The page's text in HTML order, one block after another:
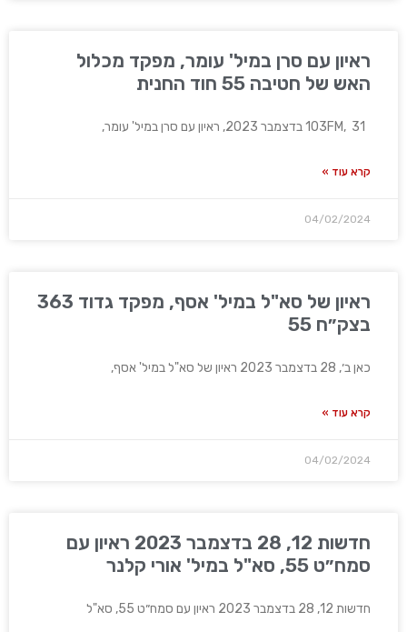
ראיון עם סרן במיל' עומר, מפקד מכלול
האש של חטיבה 55 חוד החנית
קרא עוד »
04/02/2024
ראיון של סא"ל במיל' אסף, מפקד גדוד 363
בצק״ח 55
כאן ב׳, 28 בדצמבר 2023 ראיון של סא"ל במיל' אסף,
קרא עוד »
04/02/2024
חדשות 12, 28 בדצמבר 2023 ראיון עם
סמח״ט 55, סא"ל במיל' אורי קלנר
חדשות 12, 28 בדצמבר 2023 ראיון עם סמח״ט 55, סא"ל